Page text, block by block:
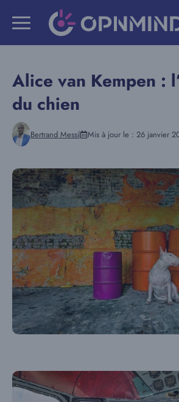
Alice van Kempen :
du chien
Bertrand Messi Mis à jour le : 26 janvier